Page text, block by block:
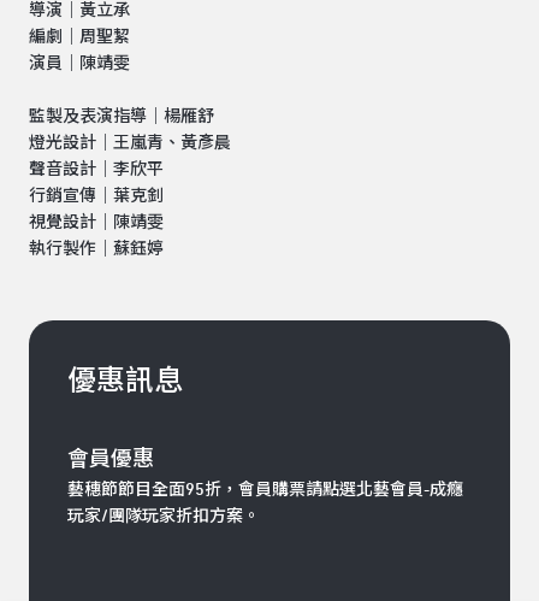
導演｜黃立承
編劇｜周聖絜
演員｜陳靖雯
監製及表演指導｜楊雁舒
燈光設計｜王嵐青、黃彥晨
聲音設計｜李欣平
行銷宣傳｜葉克釗
視覺設計｜陳靖雯
執行製作｜蘇鈺婷
優惠訊息
會員優惠
藝穗節節目全面95折，會員購票請點選北藝會員-成癮
玩家/團隊玩家折扣方案。